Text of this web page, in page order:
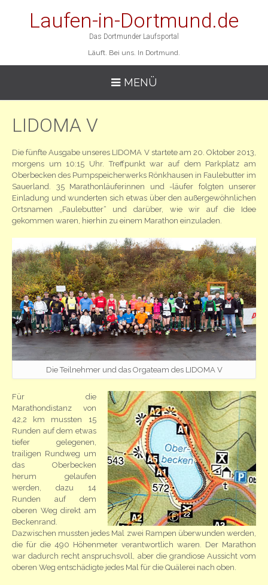
Laufen-in-Dortmund.de
Das Dortmunder Laufsportal
Läuft. Bei uns. In Dortmund.
MENÜ
LIDOMA V
Die fünfte Ausgabe unseres LIDOMA V startete am 20. Oktober 2013,
morgens um 10:15 Uhr. Treffpunkt war auf dem Parkplatz am
Oberbecken des Pumpspeicherwerks Rönkhausen in Faulebutter im
Sauerland. 35 Marathonläuferinnen und -läufer folgten unserer
Einladung und wunderten sich etwas über den außergewöhnlichen
Ortsnamen „Faulebutter“ und darüber, wie wir auf die Idee
gekommen waren, hierhin zu einem Marathon einzuladen.
Die Teilnehmer und das Orgateam des LIDOMA V
Für die
Marathondistanz von
42,2 km mussten 15
Runden auf dem etwas
tiefer gelegenen,
trailigen Rundweg um
das Oberbecken
herum gelaufen
werden, dazu 14
Runden auf dem
oberen Weg direkt am
Beckenrand.
Dazwischen mussten jedes Mal zwei Rampen überwunden werden,
die für die 490 Höhenmeter verantwortlich waren. Der Marathon
war dadurch recht anspruchsvoll, aber die grandiose Aussicht vom
oberen Weg entschädigte jedes Mal für die Quälerei nach oben.